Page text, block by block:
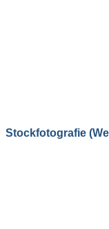
Stockfotografie